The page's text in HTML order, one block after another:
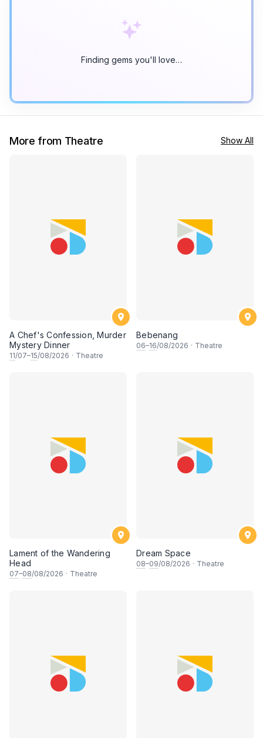
Finding gems you'll love…
More from Theatre Show All
A Chef's Confession, Murder
Mystery Dinner
11/07–15/08/2026 · Theatre
Bebenang
06–16/08/2026 · Theatre
Lament of the Wandering
Head
07–08/08/2026 · Theatre
Dream Space
08–09/08/2026 · Theatre